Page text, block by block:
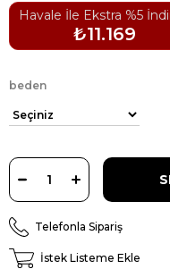
Havale İle Ekstra %5
₺11.169
beden
Telefonla Sipariş
İstek Listeme Ekle